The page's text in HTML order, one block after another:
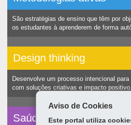
São estratégias de ensino que têm por
os estudantes à aprenderem de forma
Design thinking
Desenvolve um processo intencional
com soluções criativas e impacto positivo.
Saúde vocal
Aviso de Cookies
Este portal utiliza